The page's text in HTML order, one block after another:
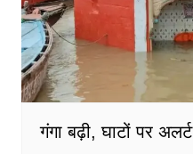
गंगा बढ़ी, घाटों पर अलर्ट